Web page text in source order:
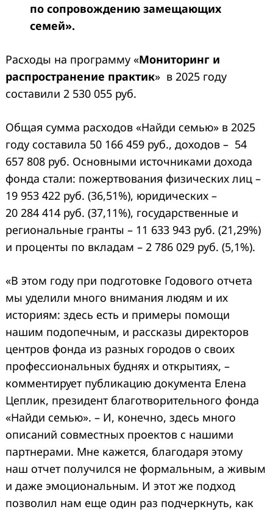
по сопровождению замещающих
семей».
Расходы на программу «Мониторинг и
распространение практик» в 2025 году
составили 2 530 055 руб.
Общая сумма расходов «Найди семью» в 2025
году составила 50 166 459 руб., доходов – 54
657 808 руб. Основными источниками дохода
фонда стали: пожертвования физических лиц –
19 953 422 руб. (36,51%), юридических –
20 284 414 руб. (37,11%), государственные и
региональные гранты – 11 633 943 руб. (21,29%)
и проценты по вкладам – 2 786 029 руб. (5,1%).
«В этом году при подготовке Годового отчета
мы уделили много внимания людям и их
историям: здесь есть и примеры помощи
нашим подопечным, и рассказы директоров
центров фонда из разных городов о своих
профессиональных буднях и открытиях, –
комментирует публикацию документа Елена
Цеплик, президент благотворительного фонда
«Найди семью». – И, конечно, здесь много
описаний совместных проектов с нашими
партнерами. Мне кажется, благодаря этому
наш отчет получился не формальным, а живым
и даже эмоциональным. И этот же подход
позволил нам еще один раз подчеркнуть, как